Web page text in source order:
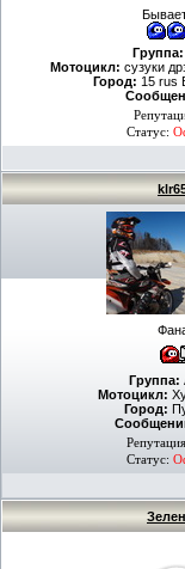
Группа:
Мотоцикл: сузуки
Город: 15 rus
Статус:
Группа:
Мотоцикл:
Город:
Статус: